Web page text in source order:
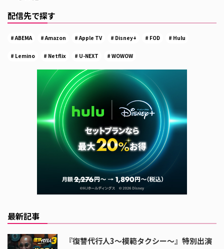
配信先で探す
ABEMA Amazon Apple TV Disney+ FOD Hulu
Lemino Netflix U-NEXT WOWOW
最新記事
『復讐代行人3～模範タクシー～』特別出演